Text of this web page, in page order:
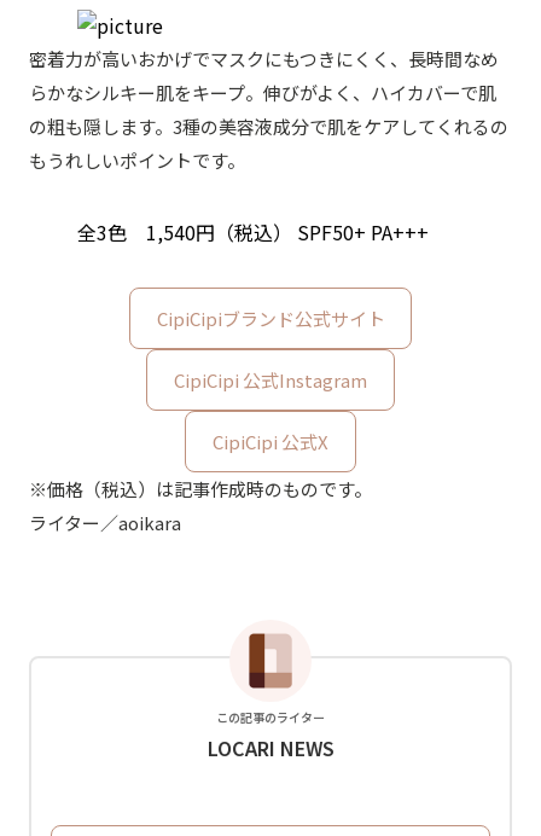
密着力が高いおかげでマスクにもつきにくく、長時間なめ
らかなシルキー肌をキープ。伸びがよく、ハイカバーで肌
の粗も隠します。3種の美容液成分で肌をケアしてくれるの
もうれしいポイントです。
全3色 1,540円（税込） SPF50+ PA+++
CipiCipiブランド公式サイト
CipiCipi 公式Instagram
CipiCipi 公式X
※価格（税込）は記事作成時のものです。
ライター／aoikara
この記事のライター
LOCARI NEWS